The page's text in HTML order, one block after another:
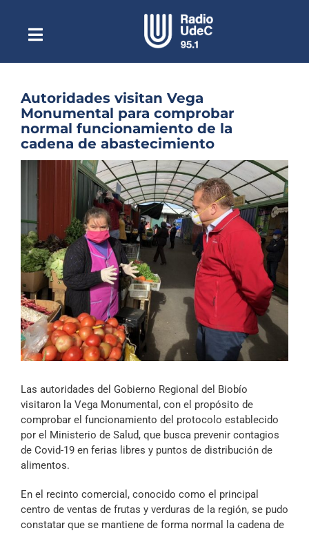
contenidoToggle
NavigationEscuchar Radio UdeC en vivo
Quiénes Somos
Programación
Podcast
Noticias
Reportajes
Columnas
Música Clásica
Especiales
Archivo Sonoro
Autoridades visitan Vega
Monumental para comprobar
normal funcionamiento de la
cadena de abastecimiento
imagen
más
Las autoridades del Gobierno Regional del Biobío
visitaron la Vega Monumental, con el propósito de
comprobar el funcionamiento del protocolo establecido
por el Ministerio de Salud, que busca prevenir contagios
de Covid-19 en ferias libres y puntos de distribución de
alimentos.
En el recinto comercial, conocido como el principal
centro de ventas de frutas y verduras de la región, se pudo
constatar que se mantiene de forma normal la cadena de